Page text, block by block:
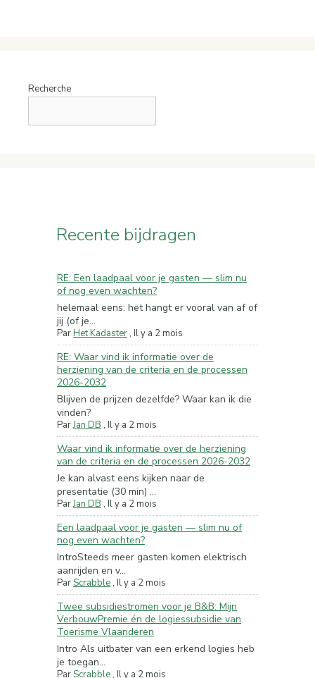
Recherche
Recente bijdragen
RE: Een laadpaal voor je gasten — slim nu
of nog even wachten?
helemaal eens: het hangt er vooral van af of
jij (of je...
ParHet Kadaster , Il y a 2 mois
RE: Waar vind ik informatie over de
herziening van de criteria en de processen
2026-2032
Blijven de prijzen dezelfde? Waar kan ik die
vinden?
ParJan DB , Il y a 2 mois
Waar vind ik informatie over de herziening
van de criteria en de processen 2026-2032
Je kan alvast eens kijken naar de
presentatie (30 min) ...
ParJan DB , Il y a 2 mois
Een laadpaal voor je gasten — slim nu of
nog even wachten?
IntroSteeds meer gasten komen elektrisch
aanrijden en v...
ParScrabble , Il y a 2 mois
Twee subsidiestromen voor je B&B: Mijn
VerbouwPremie én de logiessubsidie van
Toerisme Vlaanderen
Intro Als uitbater van een erkend logies heb
je toegan...
ParScrabble , Il y a 2 mois